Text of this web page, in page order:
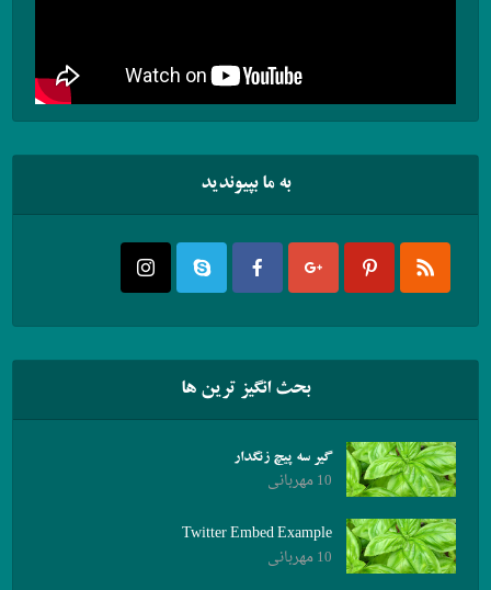
به ما بپیوندید
بحث انگیز ترین ها
گیر سه پیچ زنگدار
10 مهربانی
Twitter Embed Example
10 مهربانی